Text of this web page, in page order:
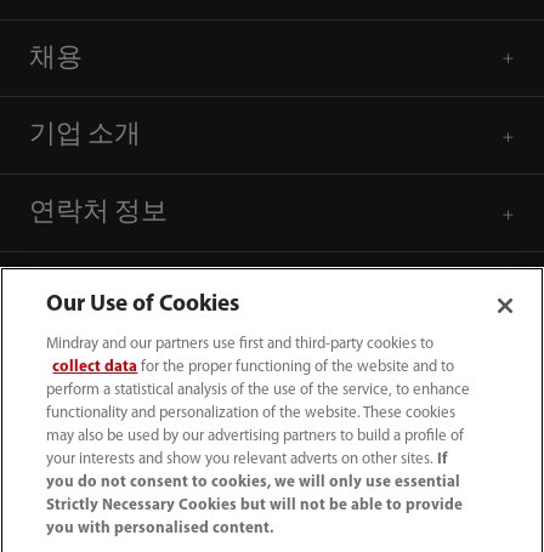
채용
기업 소개
연락처 정보
(82-2) 5688 040
Our Use of Cookies
Mindray and our partners use first and third-party cookies to
collect data for the proper functioning of the website and to
perform a statistical analysis of the use of the service, to enhance
functionality and personalization of the website. These cookies
may also be used by our advertising partners to build a profile of
your interests and show you relevant adverts on other sites.
If
you do not consent to cookies, we will only use essential
Strictly Necessary Cookies but will not be able to provide
you with personalised content.